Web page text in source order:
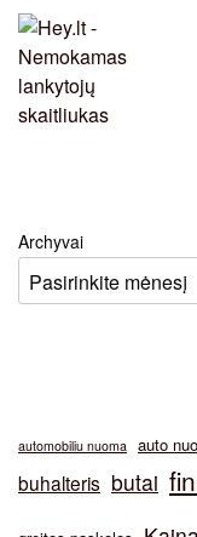
Archyvai
automobiliu nuoma auto
buhalteris butai